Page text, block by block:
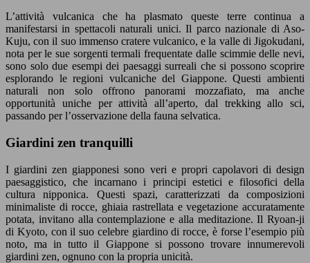
L’attività vulcanica che ha plasmato queste terre continua a
manifestarsi in spettacoli naturali unici. Il parco nazionale di Aso-
Kuju, con il suo immenso cratere vulcanico, e la valle di Jigokudani,
nota per le sue sorgenti termali frequentate dalle scimmie delle nevi,
sono solo due esempi dei paesaggi surreali che si possono scoprire
esplorando le regioni vulcaniche del Giappone. Questi ambienti
naturali non solo offrono panorami mozzafiato, ma anche
opportunità uniche per attività all’aperto, dal trekking allo sci,
passando per l’osservazione della fauna selvatica.
Giardini zen tranquilli
I giardini zen giapponesi sono veri e propri capolavori di design
paesaggistico, che incarnano i principi estetici e filosofici della
cultura nipponica. Questi spazi, caratterizzati da composizioni
minimaliste di rocce, ghiaia rastrellata e vegetazione accuratamente
potata, invitano alla contemplazione e alla meditazione. Il Ryoan-ji
di Kyoto, con il suo celebre giardino di rocce, è forse l’esempio più
noto, ma in tutto il Giappone si possono trovare innumerevoli
giardini zen, ognuno con la propria unicità.